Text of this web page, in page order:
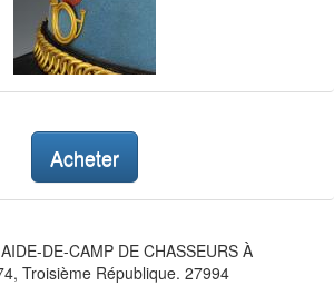
Acheter
DE-CAMP DE CHASSEURS À
Troisième République. 27994